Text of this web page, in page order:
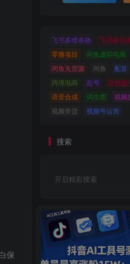
保
飞书多维表格 飞书多为
零撸项目
闲鱼虚拟电商
闲鱼无货源
闲鱼 配音
跨境电商
起号 豆包提
语音合成
词生图 视频
视频带货
视频号运营
搜索
开启精彩搜索